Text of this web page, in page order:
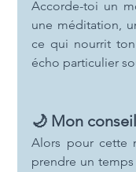
Accorde-toi un
une méditation,
ce qui nourrit
écho particulier
🌙 Mon
Alors pour cette
prendre un